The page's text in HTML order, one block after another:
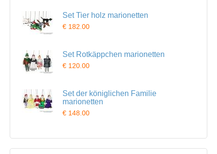
Set Tier holz marionetten
€ 182.00
Set Rotkäppchen marionetten
€ 120.00
Set der königlichen Familie
marionetten
€ 148.00